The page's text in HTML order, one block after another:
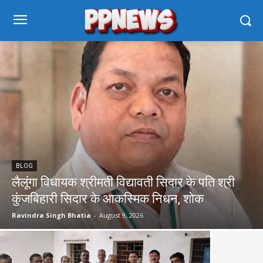
BLOG
लैलूंगा विधायक श्रीमती विद्यावती सिदार के पति श्री
कुंजबिहारी सिदार के आकस्मिक निधन, शोक
Ravindra Singh Bhatia - August 9, 2026